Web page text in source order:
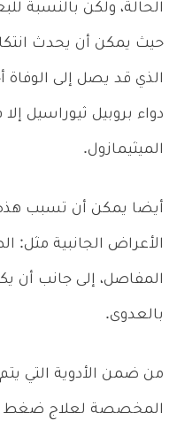
الحالة، ولكن بالنسبة
حيث يمكن أن يحدث
الذي قد يصل إلى الوفاة
دواء بروبيل ثيوراسيل
الميثيمازول.
أيضا يمكن أن تسبب
الأعراض الجانبية مثل:
المفاصل، إلى جانب أن
بالعدوى.
من ضمن الأدوية التي
المخصصة لعلاج ضغط